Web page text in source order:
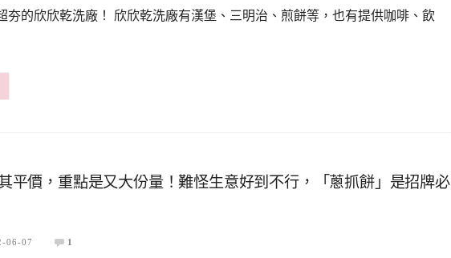
的欣欣乾洗廠！ 欣欣乾洗廠有漢堡、三明治、煎餅等，也有提供咖啡、飲
平價，重點是又大份量！難怪生意好到不行，「蔥抓餅」是招牌必
06-07 1